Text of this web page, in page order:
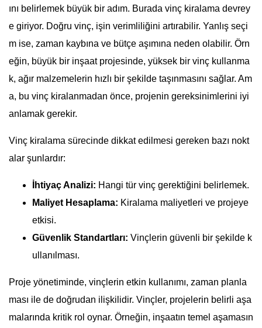
ını belirlemek büyük bir adım. Burada vinç kiralama devrey
e giriyor. Doğru vinç, işin verimliliğini artırabilir. Yanlış seçi
m ise, zaman kaybına ve bütçe aşımına neden olabilir. Örn
eğin, büyük bir inşaat projesinde, yüksek bir vinç kullanma
k, ağır malzemelerin hızlı bir şekilde taşınmasını sağlar. Am
a, bu vinç kiralanmadan önce, projenin gereksinimlerini iyi
anlamak gerekir.
Vinç kiralama sürecinde dikkat edilmesi gereken bazı nokt
alar şunlardır:
İhtiyaç Analizi: Hangi tür vinç gerektiğini belirlemek.
Maliyet Hesaplama: Kiralama maliyetleri ve projeye
etkisi.
Güvenlik Standartları: Vinçlerin güvenli bir şekilde k
ullanılması.
Proje yönetiminde, vinçlerin etkin kullanımı, zaman planla
ması ile de doğrudan ilişkilidir. Vinçler, projelerin belirli aşa
malarında kritik rol oynar. Örneğin, inşaatın temel aşamasın